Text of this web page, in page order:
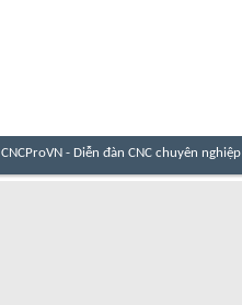
CNCProVN - Diễn đàn CNC chuyên nghiệp